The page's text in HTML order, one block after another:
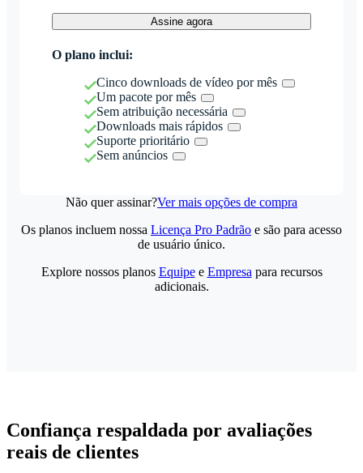
Assine agora
O plano inclui:
Cinco downloads de vídeo por mês
Um pacote por mês
Sem atribuição necessária
Downloads mais rápidos
Suporte prioritário
Sem anúncios
Não quer assinar?Ver mais opções de compra
Os planos incluem nossa Licença Pro Padrão e são para acesso
de usuário único.
Explore nossos planos Equipee Empresa para recursos
adicionais.
Confiança respaldada por avaliações
reais de clientes